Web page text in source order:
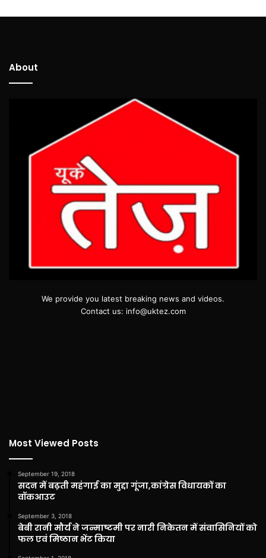
About
We provide you latest breaking news and videos.
Contact us: info@uktez.com
Most Viewed Posts
September 19, 2018
सदन में बढ़ती महंगाई का मुद्दा गूंजा,कांग्रेस विधायकों का
वॉकआउट
September 3, 2018
बेबी रानी मौर्य ने जन्माष्टमी पर नारी निकेतन में संवासिनियों को
फल एवं मिष्ठान भेंट किया